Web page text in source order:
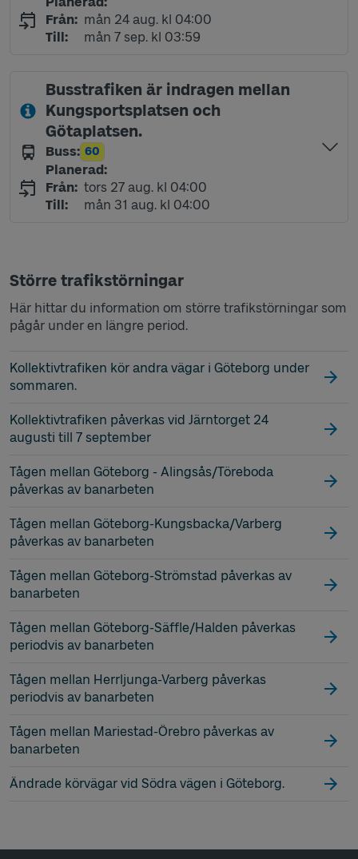
Från: måndag 24 augusti kl 04:00
mån 24 aug. kl 04:00
Till: måndag 7 september kl 03:59
mån 7 sep. kl 03:59
Busstrafiken är indragen mellan
Kungsportsplatsen och
Götaplatsen.
Buss: Linje
60
Planerad:
Från: torsdag 27 augusti kl 04:00
tors 27 aug. kl 04:00
Till: måndag 31 augusti kl 04:00
mån 31 aug. kl 04:00
Större trafikstörningar
Här hittar du information om större trafikstörningar som
pågår under en längre period.
Kollektivtrafiken kör andra vägar i Göteborg under
sommaren.
Kollektivtrafiken påverkas vid Järntorget 24
augusti till 7 september
Tågen mellan Göteborg - Alingsås/Töreboda
påverkas av banarbeten
Tågen mellan Göteborg-Kungsbacka/Varberg
påverkas av banarbeten
Tågen mellan Göteborg-Strömstad påverkas av
banarbeten
Tågen mellan Göteborg-Säffle/Halden påverkas
periodvis av banarbeten
Tågen mellan Herrljunga-Varberg påverkas
periodvis av banarbeten
Tågen mellan Mariestad-Örebro påverkas av
banarbeten
Ändrade körvägar vid Södra vägen i Göteborg.